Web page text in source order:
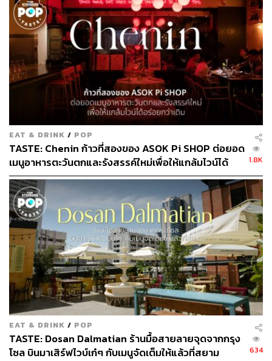
Fresh Ricotta Gnocchi (320 บาท) และ Fusilli with Spicy
Nduja (340 บาท)
ใครคิดถึงเนื้อสัมผัสเกลียวๆ ของเส้นฟูซิลลี ต้องลองเมนู
Fusilli with Spicy Nduja(340 บาท)ซึ่งเราเองก็ไม่ได้สัมผัส
เส้นพาสต้าชนิดนี้มานานแล้วเหมือนกัน เชฟลวกพาสต้าให้
แกนตรงกลางยังมีเนื้อสัมผัสนิดๆ ทำให้กินพร้อมซอสมะเขือ
เทศ เคล และไส้กรอกเอ็นดูย่า (ไส้กรอกรสเผ็ดของอิตาลี)
แล้วมีรสชาติกินสนุกดี
Rigatoni Alla Norma (290 บาท)นอกจากเป็นอีกเมนูกินง่าย
และใครๆ ก็กินได้แน่นอน จานนี้ก็ยังไร้ส่วนผสมจากนมวัว
และไข่อีกด้วย เพราะใช้เส้นริกาโทนีสูตรดั้งเดิมสไตล์ซิซิลี
กินคู่กับมะเขือยาว ซอสมะเขือเทศ และชีสริคอตตานมแพะ
EAT & DRINK / POP
TASTE: Chenin ก้าวที่สองของ ASOK Pi SHOP ต่อยอด
เมนูอาหารตะวันตกและรังสรรค์ใหม่เพื่อให้แกล้มไวน์ได้
อร่อยกว่าเดิม
1.8K
EAT & DRINK / POP
TASTE: Dosan Dalmatian ร้านมื้อสายลายจุดจากกรุง
โซล บินมาเสิร์ฟไวบ์เก๋ๆ กับเมนูจัดเต็มให้แล้วที่สยาม
634